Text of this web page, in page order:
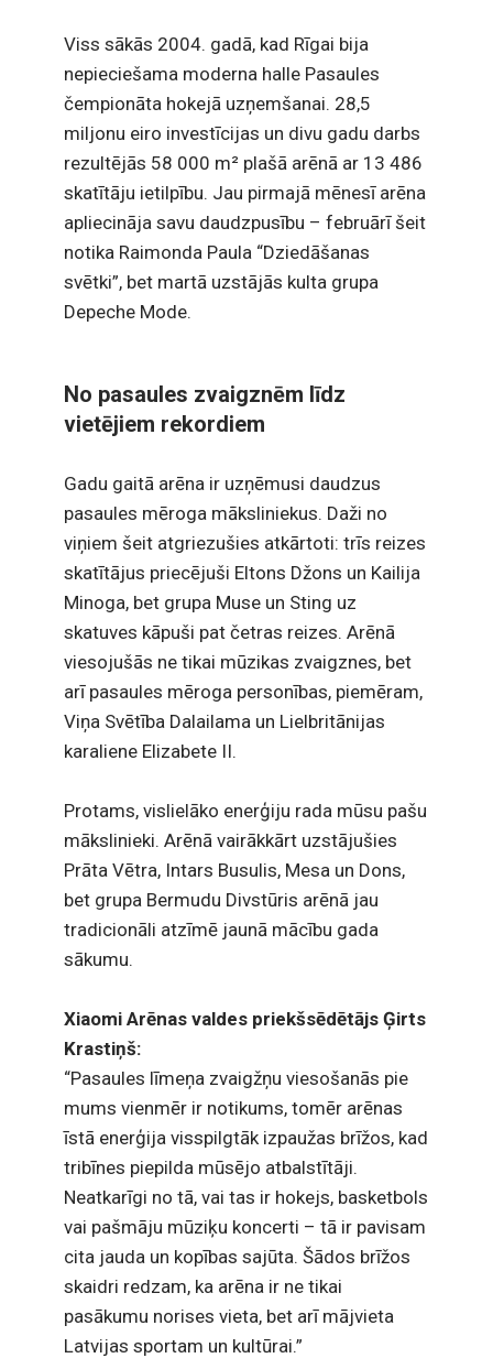
Viss sākās 2004. gadā, kad Rīgai bija
nepieciešama moderna halle Pasaules
čempionāta hokejā uzņemšanai. 28,5
miljonu eiro investīcijas un divu gadu darbs
rezultējās 58 000 m² plašā arēnā ar 13 486
skatītāju ietilpību. Jau pirmajā mēnesī arēna
apliecināja savu daudzpusību – februārī šeit
notika Raimonda Paula “Dziedāšanas
svētki”, bet martā uzstājās kulta grupa
Depeche Mode.
No pasaules zvaigznēm līdz
vietējiem rekordiem
Gadu gaitā arēna ir uzņēmusi daudzus
pasaules mēroga māksliniekus. Daži no
viņiem šeit atgriezušies atkārtoti: trīs reizes
skatītājus priecējuši Eltons Džons un Kailija
Minoga, bet grupa Muse un Sting uz
skatuves kāpuši pat četras reizes. Arēnā
viesojušās ne tikai mūzikas zvaigznes, bet
arī pasaules mēroga personības, piemēram,
Viņa Svētība Dalailama un Lielbritānijas
karaliene Elizabete II.
Protams, vislielāko enerģiju rada mūsu pašu
mākslinieki. Arēnā vairākkārt uzstājušies
Prāta Vētra, Intars Busulis, Mesa un Dons,
bet grupa Bermudu Divstūris arēnā jau
tradicionāli atzīmē jaunā mācību gada
sākumu.
Xiaomi Arēnas valdes priekšsēdētājs Ģirts
Krastiņš:
“Pasaules līmeņa zvaigžņu viesošanās pie
mums vienmēr ir notikums, tomēr arēnas
īstā enerģija visspilgtāk izpaužas brīžos, kad
tribīnes piepilda mūsējo atbalstītāji.
Neatkarīgi no tā, vai tas ir hokejs, basketbols
vai pašmāju mūziķu koncerti – tā ir pavisam
cita jauda un kopības sajūta. Šādos brīžos
skaidri redzam, ka arēna ir ne tikai
pasākumu norises vieta, bet arī mājvieta
Latvijas sportam un kultūrai.”